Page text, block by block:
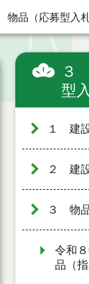
品（応募型入
３
型
１ 建
２ 建
３ 物品
令和
品（